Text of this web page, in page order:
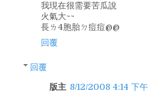
我現在很需要苦瓜說
火氣大~~
長ㄌ4胞胎ㄉ痘痘@@
回覆
回覆
版主 8/12/2008 4:14 下午